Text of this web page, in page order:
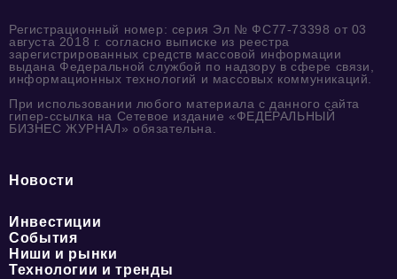
Регистрационный номер: серия Эл № ФС77-73398 от 03
августа 2018 г. согласно выписке из реестра
зарегистрированных средств массовой информации
выдана Федеральной службой по надзору в сфере связи,
информационных технологий и массовых коммуникаций.
При использовании любого материала с данного сайта
гипер-ссылка на Сетевое издание «ФЕДЕРАЛЬНЫЙ
БИЗНЕС ЖУРНАЛ» обязательна.
Новости
Инвестиции
События
Ниши и рынки
Технологии и тренды